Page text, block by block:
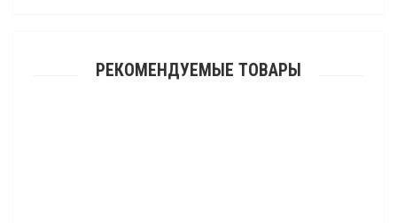
РЕКОМЕНДУЕМЫЕ ТОВАРЫ